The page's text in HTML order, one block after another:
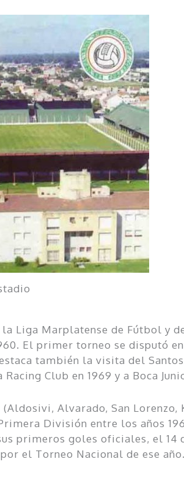
Liga Marplatense de Fútbol y
El primer torneo se disputó
también la visita del
Club en 1969 y a Boca
Alvarado, San Lorenzo,
División entre los años
primeros goles oficiales, el 14
el Torneo Nacional de ese año.